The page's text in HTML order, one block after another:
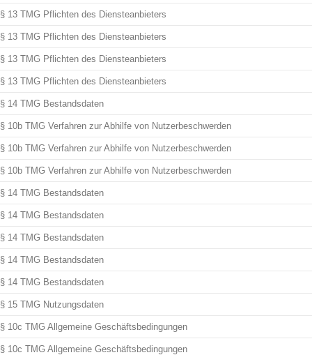
§ 13 TMG Pflichten des Diensteanbieters
§ 13 TMG Pflichten des Diensteanbieters
§ 13 TMG Pflichten des Diensteanbieters
§ 13 TMG Pflichten des Diensteanbieters
§ 14 TMG Bestandsdaten
§ 10b TMG Verfahren zur Abhilfe von Nutzerbeschwerden
§ 10b TMG Verfahren zur Abhilfe von Nutzerbeschwerden
§ 10b TMG Verfahren zur Abhilfe von Nutzerbeschwerden
§ 14 TMG Bestandsdaten
§ 14 TMG Bestandsdaten
§ 14 TMG Bestandsdaten
§ 14 TMG Bestandsdaten
§ 14 TMG Bestandsdaten
§ 15 TMG Nutzungsdaten
§ 10c TMG Allgemeine Geschäftsbedingungen
§ 10c TMG Allgemeine Geschäftsbedingungen